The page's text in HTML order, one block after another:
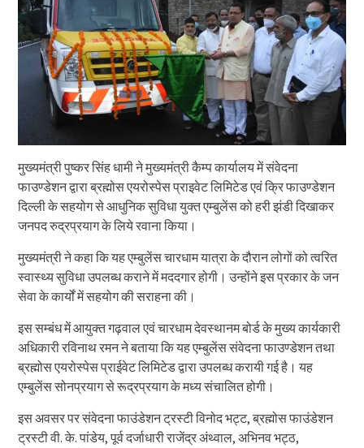
मुख्यमंत्री पुष्कर सिंह धामी ने मुख्यमंत्री कैम्प कार्यालय में संवेदना
फाउण्डेशन द्वारा ब्रह्मोस एयरोस्पेस प्राइवेट लिमिटेड एवं क्रि फाउण्डेशन
दिल्ली के सहयोग से आधुनिक सुविधा युक्त एम्बुलेंस को हरी झंडी दिखाकर
जनपद रुद्रप्रयाग के लिये रवाना किया।
मुख्यमंत्री ने कहा कि यह एम्बुलेंस चारधाम यात्रा के दौरान लोगों को त्वरित
स्वास्थ्य सुविधा उपलब्ध कराने में मददगार होगी। उन्होंने इस प्रकार के जन
सेवा के कार्यों में सहयोग की सराहना की।
इस सम्बंध में आयुक्त गढ़वाल एवं चारधाम देवस्थानम बोर्ड के मुख्य कार्यकारी
अधिकारी रविनाथ रमन ने बताया कि यह एम्बुलेंस संवेदना फाउण्डेशन तथा
ब्रह्मोस एयरोस्पेस प्राईवेट लिमिटेड द्वारा उपलब्ध करायी गई है। यह
एम्बुलेंस सोनप्रयाग से रूद्रप्रयाग के मध्य संचालित होगी।
इस अवसर पर संवेदना फाउंडेशन ट्रस्टी विनोद भट्ट, ब्रह्मोस फाउंडेशन
ट्रस्टी वी. के. पांडेय, पूर्व दर्जाधारी राजेंद्र अंथ्वाल, अभिनव भट्ठ,